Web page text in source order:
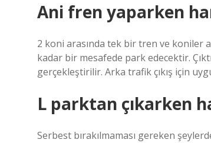
Ani fren yaparken
2 koni arasında tek bir tren ve koniler
kadar bir mesafede park edecektir.
gerçekleştirilir. Arka trafik çıkış için
L parktan çıkarken
Serbest bırakılmaması gereken